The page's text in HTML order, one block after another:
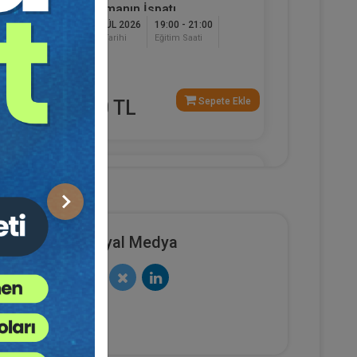
Sonraki
Ekle
Çalışmanın İspatı
17 EYLÜL 2026
Eğitim Tarihi
19:00 - 21:00
Eğitim Saati
750 TL Sepete Ekle
Sosyal Medya